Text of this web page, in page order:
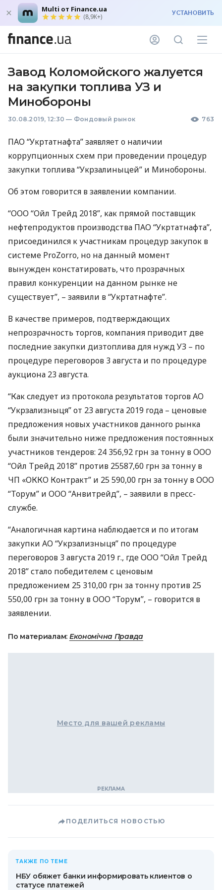
Multi от Finance.ua
(8,9K+) УСТАНОВИТЬ
Завод Коломойского жалуется
на закупки топлива УЗ и
Минобороны
30.08.2019, 12:30 — Фондовый рынок 763
ПАО “Укртатнафта” заявляет о наличии
коррупционных схем при проведении процедур
закупки топлива “Укрзалиныцей” и Минобороны.
Об этом говорится в заявлении компании.
“ООО “Ойл Трейд 2018”, как прямой поставщик
нефтепродуктов производства ПАО “Укртатнафта”,
присоединился к участникам процедур закупок в
системе ProZorro, но на данный момент
вынужден констатировать, что прозрачных
правил конкуренции на данном рынке не
существует”, – заявили в “Укртатнафте”.
В качестве примеров, подтверждающих
непрозрачность торгов, компания приводит две
последние закупки дизтоплива для нужд УЗ – по
процедуре переговоров 3 августа и по процедуре
аукциона 23 августа.
“Как следует из протокола результатов торгов АО
“Укрзализныця” от 23 августа 2019 года – ценовые
предложения новых участников данного рынка
были значительно ниже предложения постоянных
участников тендеров: 24 356,92 грн за тонну вООО
“Ойл Трейд 2018” против 25587,60 грн за тонну в
ЧП «ОККО Контракт” и 25 590,00 грн за тонну вООО
“Торум” и ООО “Анвитрейд”, – заявили в пресс-
службе.
“Аналогичная картина наблюдается и по итогам
закупки АО “Укрзализныця” по процедуре
переговоров 3 августа 2019 г., гдеООО “Ойл Трейд
2018” стало победителем с ценовым
предложением 25 310,00 грн за тонну против 25
550,00 грн за тонну вООО “Торум”, – говорится в
заявлении.
По материалам: Економічна Правда
Место для вашей рекламы
ПОДЕЛИТЬСЯ НОВОСТЬЮ
ТАКЖЕ ПО ТЕМЕ
НБУ обяжет банки информировать клиентов о
статусе платежей